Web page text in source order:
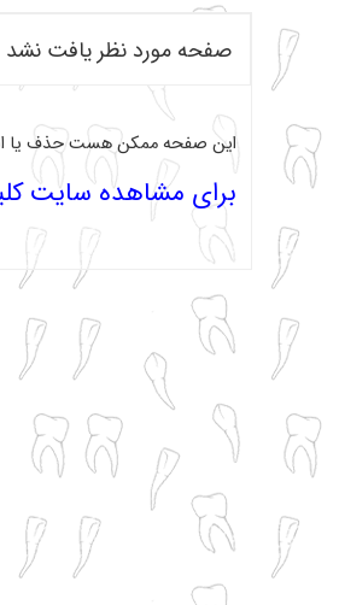
صفحه مورد نظر یافت نشد
این صفحه ممکن هست حذف یا
برای مشاهده سایت